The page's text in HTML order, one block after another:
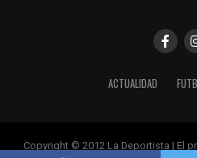
ACTUALIDAD
Copyright © 2012 La Deportista | El